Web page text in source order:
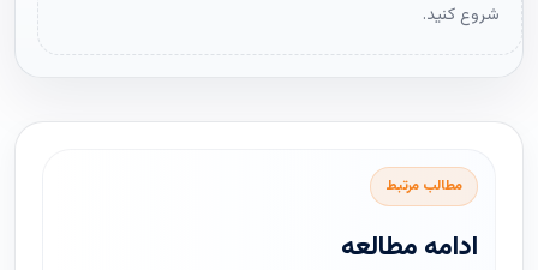
شروع کنید.
مطالب مرتبط
ادامه مطالعه